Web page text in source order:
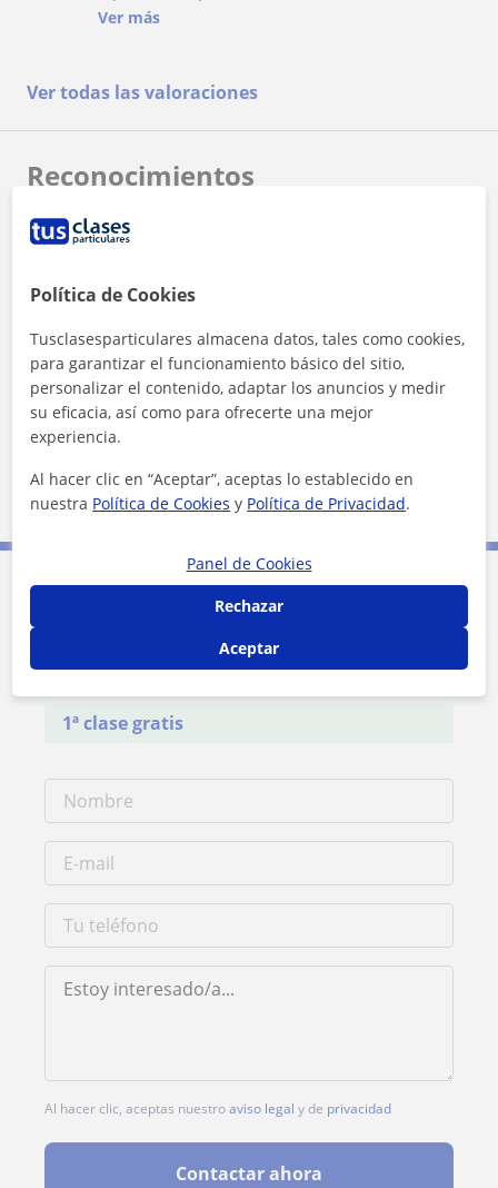
dónde no frenamos a reflexionar sobre las
Ver más
Ver todas las valoraciones
Reconocimientos
¿Quieres saber más de Micaela?
Datos verificados
★★★★★4 valoraciones
Contacta con Micaela
Tarifa 20€/h
1ª clase gratis
Al hacer clic, aceptas nuestroaviso legal y de privacidad
Contactar ahora
Política de Cookies
Tusclasesparticulares almacena datos, tales como cookies,
para garantizar el funcionamiento básico del sitio,
personalizar el contenido, adaptar los anuncios y medir
su eficacia, así como para ofrecerte una mejor
experiencia.
Al hacer clic en “Aceptar”, aceptas lo establecido en
nuestra Política de Cookies y Política de Privacidad.
Panel de Cookies
Rechazar
Aceptar